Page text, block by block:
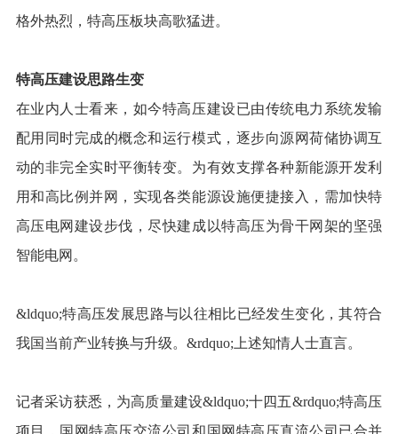
格外热烈，特高压板块高歌猛进。
特高压建设思路生变
在业内人士看来，如今特高压建设已由传统电力系统发输
配用同时完成的概念和运行模式，逐步向源网荷储协调互
动的非完全实时平衡转变。为有效支撑各种新能源开发利
用和高比例并网，实现各类能源设施便捷接入，需加快特
高压电网建设步伐，尽快建成以特高压为骨干网架的坚强
智能电网。
&ldquo;特高压发展思路与以往相比已经发生变化，其符合
我国当前产业转换与升级。&rdquo;上述知情人士直言。
记者采访获悉，为高质量建设&ldquo;十四五&rdquo;特高压
项目，国网特高压交流公司和国网特高压直流公司已合并